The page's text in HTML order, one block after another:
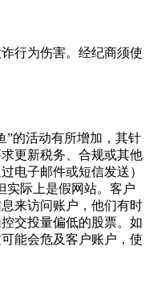
行为伤害。经纪商须使
”的活动有所增加，其针
更新税务、合规或其他
电子邮件或短信发送）
实际上是假网站。客户
来访问账户，他们有时
交投量偏低的股票。如
能会危及客户账户，使